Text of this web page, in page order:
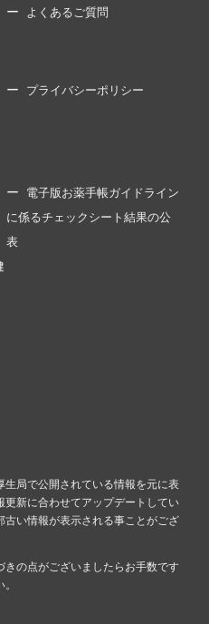
よくあるご質問
プライバシーポリシー
電子版お薬手帳ガイドライン
に係るチェックシート結果の公
表
局で公開されている情報を元に表
新に合わせてアップデートしてい
古い情報が表示される事ことがござ
の点がございましたらお手数です